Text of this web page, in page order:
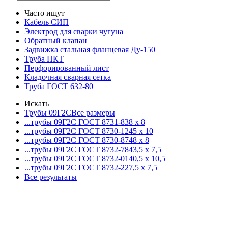
Часто ищут
Кабель СИП
Электрод для сварки чугуна
Обратный клапан
Задвижка стальная фланцевая Ду-150
Труба НКТ
Перфорированный лист
Кладочная сварная сетка
Труба ГОСТ 632-80
Искать
Трубы 09Г2СВсе размеры
...трубы 09Г2С ГОСТ 8731-838 x 8
...трубы 09Г2С ГОСТ 8730-1245 x 10
...трубы 09Г2С ГОСТ 8730-8748 x 8
...трубы 09Г2С ГОСТ 8732-7843,5 x 7,5
...трубы 09Г2С ГОСТ 8732-0140,5 x 10,5
...трубы 09Г2С ГОСТ 8732-227,5 x 7,5
Все результаты